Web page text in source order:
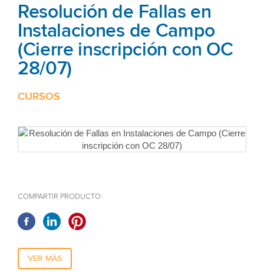
Resolución de Fallas en
Instalaciones de Campo
(Cierre inscripción con OC
28/07)
CURSOS
COMPARTIR PRODUCTO:
VER MÁS